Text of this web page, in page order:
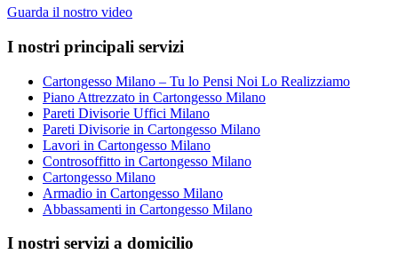
Guarda il nostro video
I nostri principali servizi
Cartongesso Milano – Tu lo Pensi Noi Lo Realizziamo
Piano Attrezzato in Cartongesso Milano
Pareti Divisorie Uffici Milano
Pareti Divisorie in Cartongesso Milano
Lavori in Cartongesso Milano
Controsoffitto in Cartongesso Milano
Cartongesso Milano
Armadio in Cartongesso Milano
Abbassamenti in Cartongesso Milano
I nostri servizi a domicilio